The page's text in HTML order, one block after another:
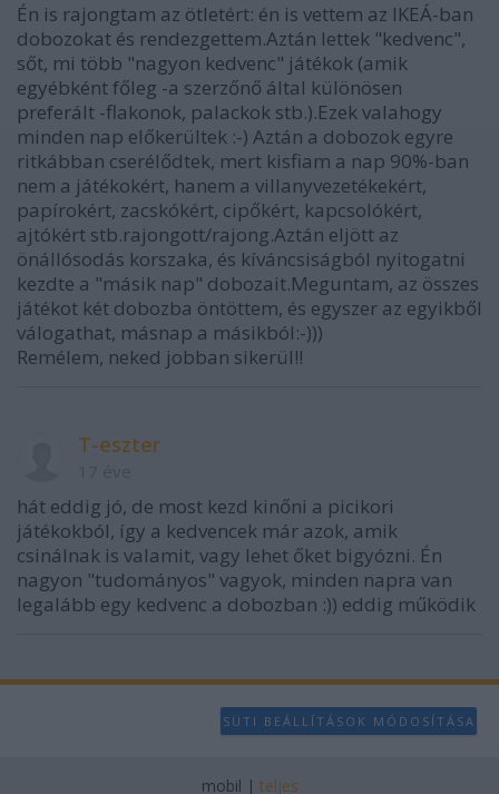
Én is rajongtam az ötletért: én is vettem az IKEÁ-ban
dobozokat és rendezgettem.Aztán lettek "kedvenc",
sőt, mi több "nagyon kedvenc" játékok (amik
egyébként főleg -a szerzőnő által különösen
preferált -flakonok, palackok stb.).Ezek valahogy
minden nap előkerültek :-) Aztán a dobozok egyre
ritkábban cserélődtek, mert kisfiam a nap 90%-ban
nem a játékokért, hanem a villanyvezetékekért,
papírokért, zacskókért, cipőkért, kapcsolókért,
ajtókért stb.rajongott/rajong.Aztán eljött az
önállósodás korszaka, és kíváncsiságból nyitogatni
kezdte a "másik nap" dobozait.Meguntam, az összes
játékot két dobozba öntöttem, és egyszer az egyikből
válogathat, másnap a másikból:-)))
Remélem, neked jobban sikerül!!
T-eszter
hát eddig jó, de most kezd kinőni a picikori
játékokból, így a kedvencek már azok, amik
csinálnak is valamit, vagy lehet őket bigyózni. Én
nagyon "tudományos" vagyok, minden napra van
legalább egy kedvenc a dobozban :)) eddig működik
SÜTI BEÁLLÍTÁSOK MÓDOSÍTÁSA
mobil | teljes